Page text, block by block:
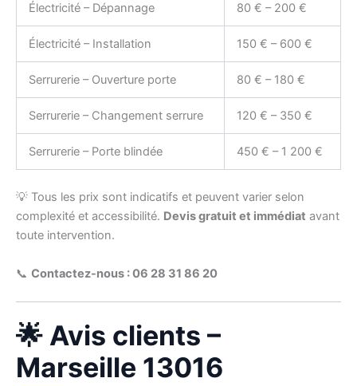
Électricité – Dépannage 80 € – 200 €
Électricité – Installation 150 € – 600 €
Serrurerie – Ouverture porte 80 € – 180 €
Serrurerie – Changement serrure 120 € – 350 €
Serrurerie – Porte blindée 450 € – 1 200 €
💡 Tous les prix sont indicatifs et peuvent varier selon
complexité et accessibilité. Devis gratuit et immédiat avant
toute intervention.
📞 Contactez-nous : 06 28 31 86 20
🌟 Avis clients –
Marseille 13016